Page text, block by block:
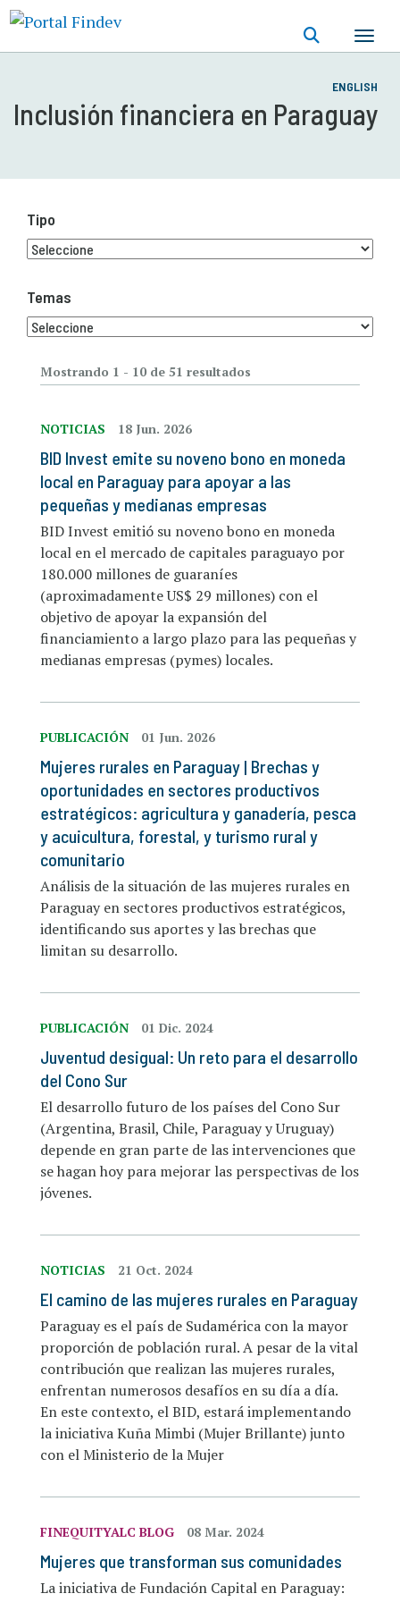
ENGLISH
Inclusión financiera en Paraguay
Tipo
Temas
Mostrando 1 - 10 de 51 resultados
NOTICIAS 18 Jun. 2026
BID Invest emite su noveno bono en moneda
local en Paraguay para apoyar a las
pequeñas y medianas empresas
BID Invest emitió su noveno bono en moneda
local en el mercado de capitales paraguayo por
180.000 millones de guaraníes
(aproximadamente US$ 29 millones) con el
objetivo de apoyar la expansión del
financiamiento a largo plazo para las pequeñas y
medianas empresas (pymes) locales.
PUBLICACIÓN 01 Jun. 2026
Mujeres rurales en Paraguay | Brechas y
oportunidades en sectores productivos
estratégicos: agricultura y ganadería, pesca
y acuicultura, forestal, y turismo rural y
comunitario
Análisis de la situación de las mujeres rurales en
Paraguay en sectores productivos estratégicos,
identificando sus aportes y las brechas que
limitan su desarrollo.
PUBLICACIÓN 01 Dic. 2024
Juventud desigual: Un reto para el desarrollo
del Cono Sur
El desarrollo futuro de los países del Cono Sur
(Argentina, Brasil, Chile, Paraguay y Uruguay)
depende en gran parte de las intervenciones que
se hagan hoy para mejorar las perspectivas de los
jóvenes.
NOTICIAS 21 Oct. 2024
El camino de las mujeres rurales en Paraguay
Paraguay es el país de Sudamérica con la mayor
proporción de población rural. A pesar de la vital
contribución que realizan las mujeres rurales,
enfrentan numerosos desafíos en su día a día.
En este contexto, el BID, estará implementando
la iniciativa Kuña Mimbi (Mujer Brillante) junto
con el Ministerio de la Mujer
FINEQUITYALC BLOG 08 Mar. 2024
Mujeres que transforman sus comunidades
La iniciativa de Fundación Capital en Paraguay: